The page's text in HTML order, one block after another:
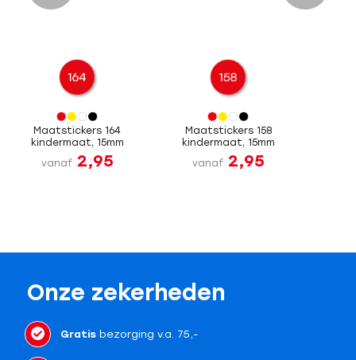
Maatstickers 164
kindermaat, 15mm
vanaf 2,95
Maatstickers 158
kindermaat, 15mm
vanaf 2,95
Onze zekerheden
Gratisbezorging v.a. 75,-